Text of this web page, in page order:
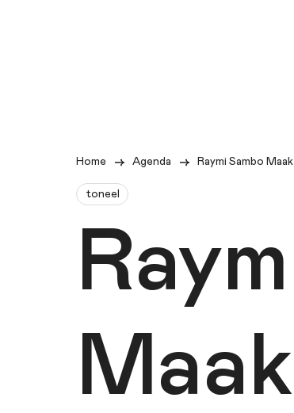
Home Agenda Raymi Sambo
toneel